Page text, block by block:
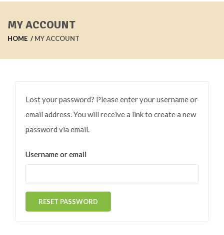
MY ACCOUNT
HOME MY ACCOUNT
Lost your password? Please enter your username or
email address. You will receive a link to create a new
password via email.
Username or email
RESET PASSWORD